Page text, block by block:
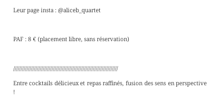
Leur page insta : @aliceb_quartet
PAF : 8 € (placement libre, sans réservation)
///////////////////////////////////////////////////////////////////////
Entre cocktails délicieux et repas raffinés, fusion des sens en perspective
!